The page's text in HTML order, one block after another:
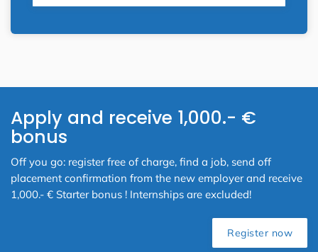
Apply and receive 1,000.- €
bonus
Off you go: register free of charge, find a job, send off
placement confirmation from the new employer and receive
1,000.- € Starter bonus ! Internships are excluded!
Register now